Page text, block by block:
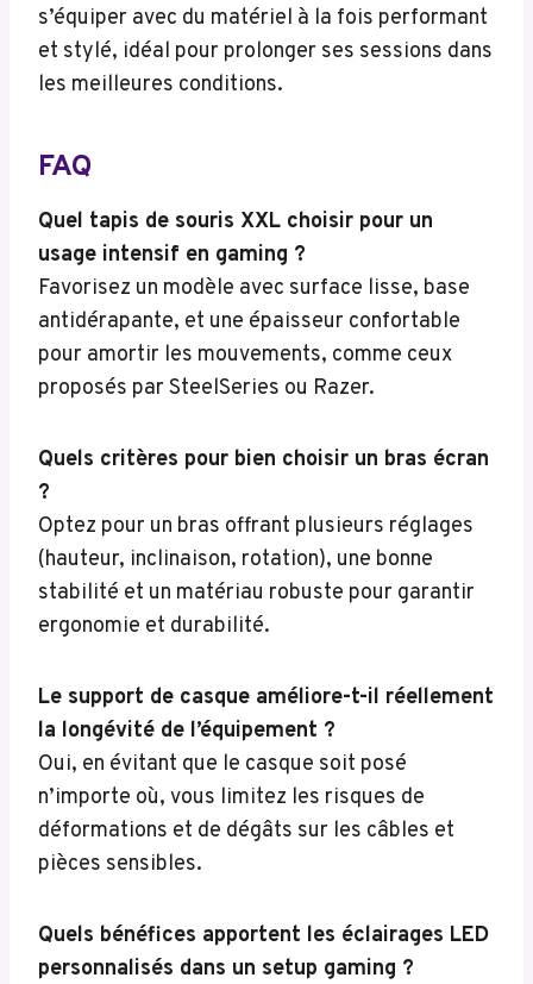
s’équiper avec du matériel à la fois performant
et stylé, idéal pour prolonger ses sessions dans
les meilleures conditions.
FAQ
Quel tapis de souris XXL choisir pour un
usage intensif en gaming ?
Favorisez un modèle avec surface lisse, base
antidérapante, et une épaisseur confortable
pour amortir les mouvements, comme ceux
proposés par SteelSeries ou Razer.
Quels critères pour bien choisir un bras écran
?
Optez pour un bras offrant plusieurs réglages
(hauteur, inclinaison, rotation), une bonne
stabilité et un matériau robuste pour garantir
ergonomie et durabilité.
Le support de casque améliore-t-il réellement
la longévité de l’équipement ?
Oui, en évitant que le casque soit posé
n’importe où, vous limitez les risques de
déformations et de dégâts sur les câbles et
pièces sensibles.
Quels bénéfices apportent les éclairages LED
personnalisés dans un setup gaming ?